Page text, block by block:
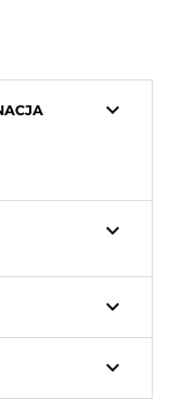
keyboard_arrow_down
keyboard_arrow_down
keyboard_arrow_down
keyboard_arrow_down